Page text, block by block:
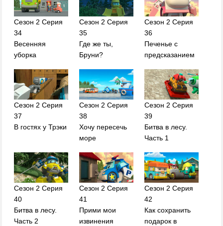
Сезон 2 Серия
34
Весенняя
уборка
Сезон 2 Серия
35
Где же ты,
Бруни?
Сезон 2 Серия
36
Печенье с
предсказанием
Сезон 2 Серия
37
В гостях у Трэки
Сезон 2 Серия
38
Хочу пересечь
море
Сезон 2 Серия
39
Битва в лесу.
Часть 1
Сезон 2 Серия
40
Битва в лесу.
Часть 2
Сезон 2 Серия
41
Прими мои
извинения
Сезон 2 Серия
42
Как сохранить
подарок в